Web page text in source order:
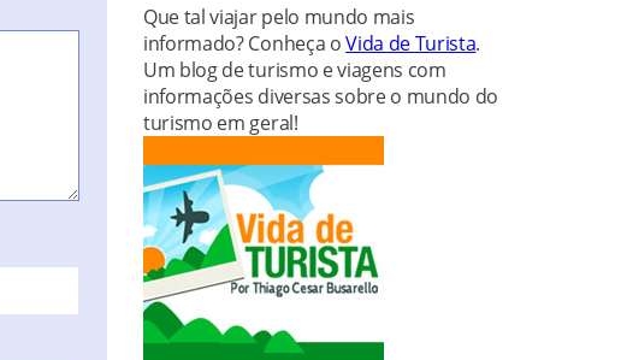
Que tal viajar pelo mundo mais
informado? Conheça oVida de Turista.
Um blog de turismo e viagens com
informações diversas sobre o mundo do
turismo em geral!